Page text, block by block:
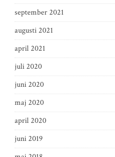
september 2021
augusti 2021
april 2021
juli 2020
juni 2020
maj 2020
april 2020
juni 2019